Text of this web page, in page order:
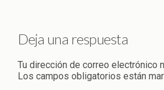
Deja una respuesta
Tu dirección de correo electrónico
Los campos obligatorios están